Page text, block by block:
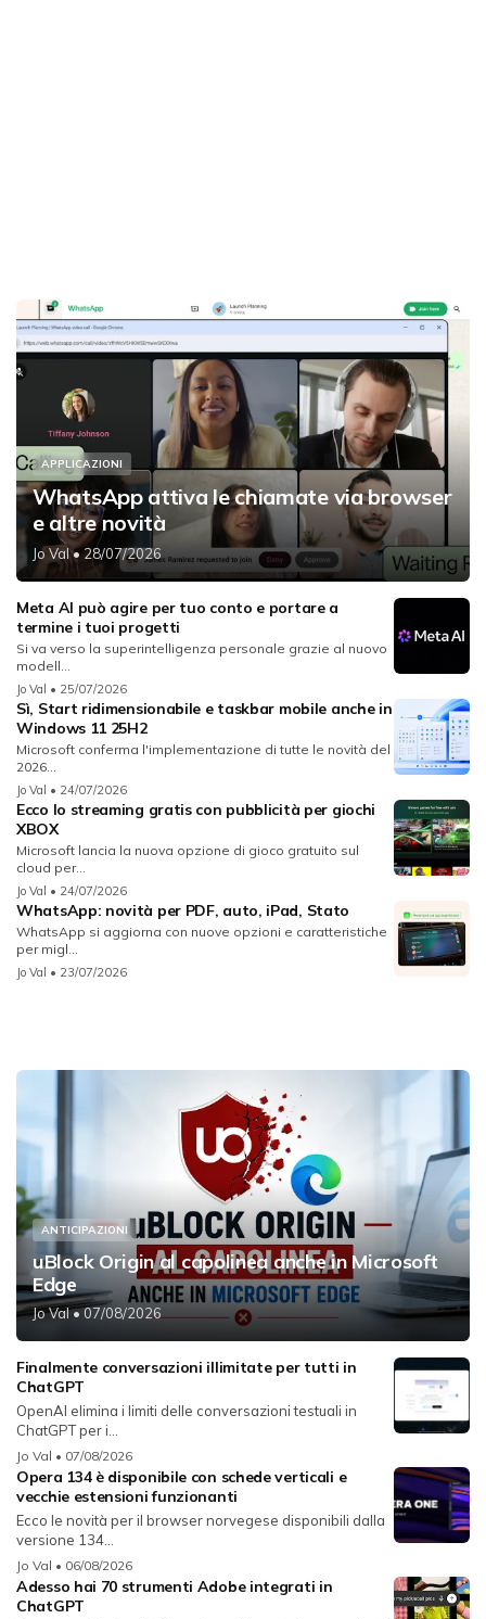
APPLICAZIONI
WhatsApp attiva le chiamate via browser
e altre novità
Jo Val• 28/07/2026
Meta AI può agire per tuo conto e portare a
termine i tuoi progetti
Si va verso la superintelligenza personale grazie al nuovo
modell...
Jo Val • 25/07/2026
Sì, Start ridimensionabile e taskbar mobile anche in
Windows 11 25H2
Microsoft conferma l'implementazione di tutte le novità del
2026...
Jo Val • 24/07/2026
Ecco lo streaming gratis con pubblicità per giochi
XBOX
Microsoft lancia la nuova opzione di gioco gratuito sul
cloud per...
Jo Val • 24/07/2026
WhatsApp: novità per PDF, auto, iPad, Stato
WhatsApp si aggiorna con nuove opzioni e caratteristiche
per migl...
Jo Val • 23/07/2026
ANTICIPAZIONI
uBlock Origin al capolinea anche in Microsoft
Edge
Jo Val• 07/08/2026
Finalmente conversazioni illimitate per tutti in
ChatGPT
OpenAI elimina i limiti delle conversazioni testuali in
ChatGPT per i...
Jo Val • 07/08/2026
Opera 134 è disponibile con schede verticali e
vecchie estensioni funzionanti
Ecco le novità per il browser norvegese disponibili dalla
versione 134...
Jo Val • 06/08/2026
Adesso hai 70 strumenti Adobe integrati in
ChatGPT